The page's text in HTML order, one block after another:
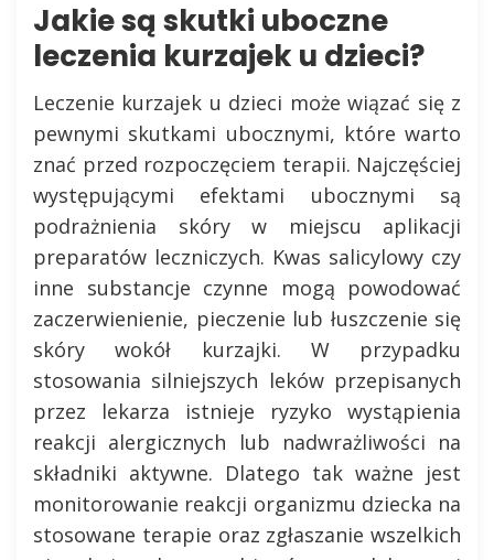
Jakie są skutki uboczne
leczenia kurzajek u dzieci?
Leczenie kurzajek u dzieci może wiązać się z
pewnymi skutkami ubocznymi, które warto
znać przed rozpoczęciem terapii. Najczęściej
występującymi efektami ubocznymi są
podrażnienia skóry w miejscu aplikacji
preparatów leczniczych. Kwas salicylowy czy
inne substancje czynne mogą powodować
zaczerwienienie, pieczenie lub łuszczenie się
skóry wokół kurzajki. W przypadku
stosowania silniejszych leków przepisanych
przez lekarza istnieje ryzyko wystąpienia
reakcji alergicznych lub nadwrażliwości na
składniki aktywne. Dlatego tak ważne jest
monitorowanie reakcji organizmu dziecka na
stosowane terapie oraz zgłaszanie wszelkich